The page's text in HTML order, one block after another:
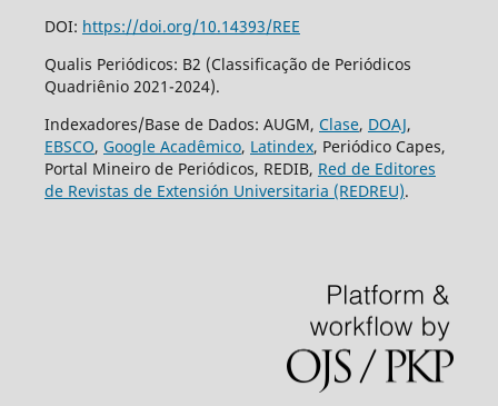
DOI: https://doi.org/10.14393/REE
Qualis Periódicos: B2 (Classificação de Periódicos
Quadriênio 2021-2024).
Indexadores/Base de Dados: AUGM, Clase, DOAJ,
EBSCO, Google Acadêmico, Latindex, Periódico Capes,
Portal Mineiro de Periódicos, REDIB, Red de Editores
de Revistas de Extensión Universitaria (REDREU).